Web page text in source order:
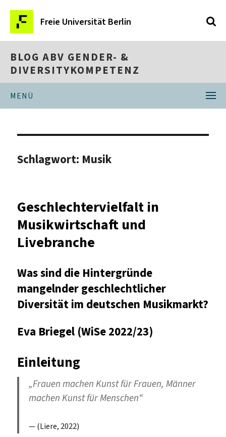
Freie Universität Berlin
BLOG ABV GENDER- &
DIVERSITYKOMPETENZ
MENÜ
Schlagwort: Musik
Geschlechtervielfalt in
Musikwirtschaft und
Livebranche
Was sind die Hintergründe
mangelnder geschlechtlicher
Diversität im deutschen Musikmarkt?
Eva Briegel (WiSe 2022/23)
Einleitung
„Frauen machen Kunst für Frauen, Männer
machen Kunst für Menschen“
(Liere, 2022)